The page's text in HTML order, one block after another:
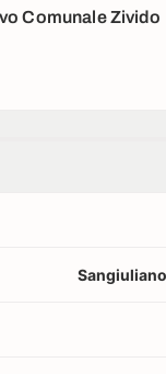
Comunale Zivido